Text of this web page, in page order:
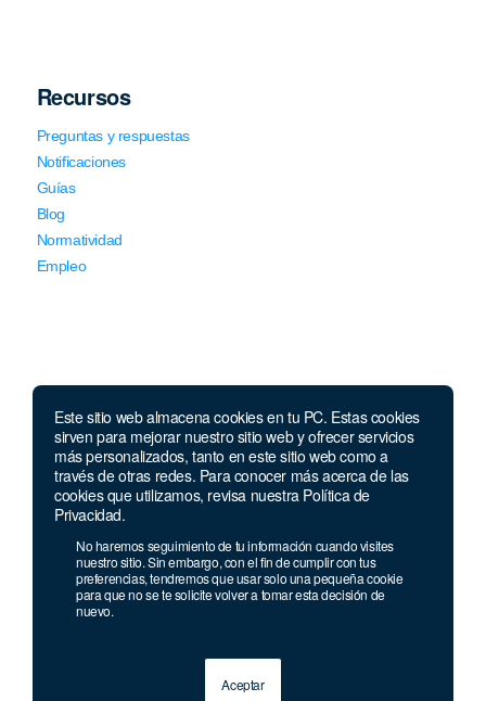
Este sitio web almacena cookies en tu PC. Estas cookies
sirven para mejorar nuestro sitio web y ofrecer servicios
más personalizados, tanto en este sitio web como a
través de otras redes. Para conocer más acerca de las
cookies que utilizamos, revisa nuestra Política de
Privacidad.
No haremos seguimiento de tu información cuando visites
nuestro sitio. Sin embargo, con el fin de cumplir con tus
preferencias, tendremos que usar solo una pequeña cookie
para que no se te solicite volver a tomar esta decisión de
nuevo.
Aceptar
Recursos
Preguntas y respuestas
Notificaciones
Guías
Blog
Normatividad
Empleo
Llámanos
Lunes a jueves de 7 a.m.
a 5:00 p.m. Viernes de
7 a.m. a 4 p.m. Sábados de 8 a.m. a 2 p.m.
Celular y Whatsapp:333 033 40 39
Bogotá:381 92 69